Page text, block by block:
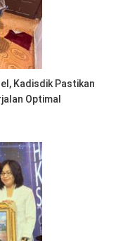
Kadisdik Pastikan
Optimal